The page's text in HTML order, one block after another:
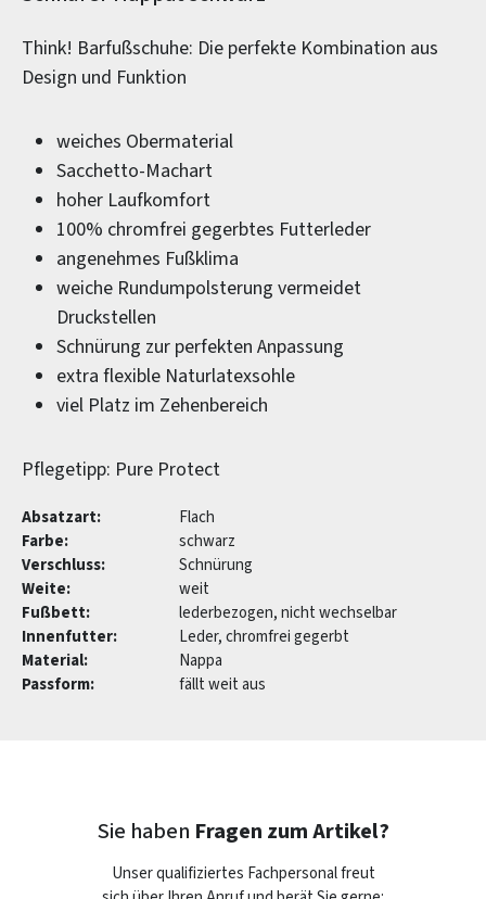
Think! Barfußschuhe: Die perfekte Kombination aus
Design und Funktion
weiches Obermaterial
Sacchetto-Machart
hoher Laufkomfort
100% chromfrei gegerbtes Futterleder
angenehmes Fußklima
weiche Rundumpolsterung vermeidet
Druckstellen
Schnürung zur perfekten Anpassung
extra flexible Naturlatexsohle
viel Platz im Zehenbereich
Pflegetipp: Pure Protect
Absatzart:
Flach
Farbe:
schwarz
Verschluss:
Schnürung
Weite:
weit
Fußbett:
lederbezogen, nicht wechselbar
Innenfutter:
Leder, chromfrei gegerbt
Material:
Nappa
Passform:
fällt weit aus
Sie haben Fragen zum Artikel?
Unser qualifiziertes Fachpersonal freut